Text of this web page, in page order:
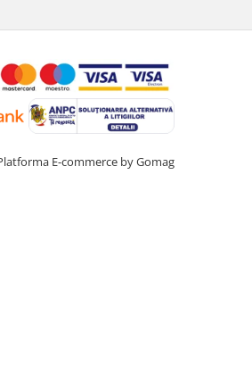
E-commerce by Gomag